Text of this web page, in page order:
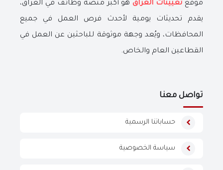
موقع تعيينات العراق هو أكبر منصة وظائف في العراق،
يقدم تحديثات يومية لأحدث فرص العمل في جميع
المحافظات، ويُعد وجهة موثوقة للباحثين عن العمل في
القطاعين العام والخاص.
تواصل معنا
حساباتنا الرسمية
سياسة الخصوصية